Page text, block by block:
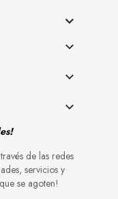



de las redes
servicios y
se agoten!